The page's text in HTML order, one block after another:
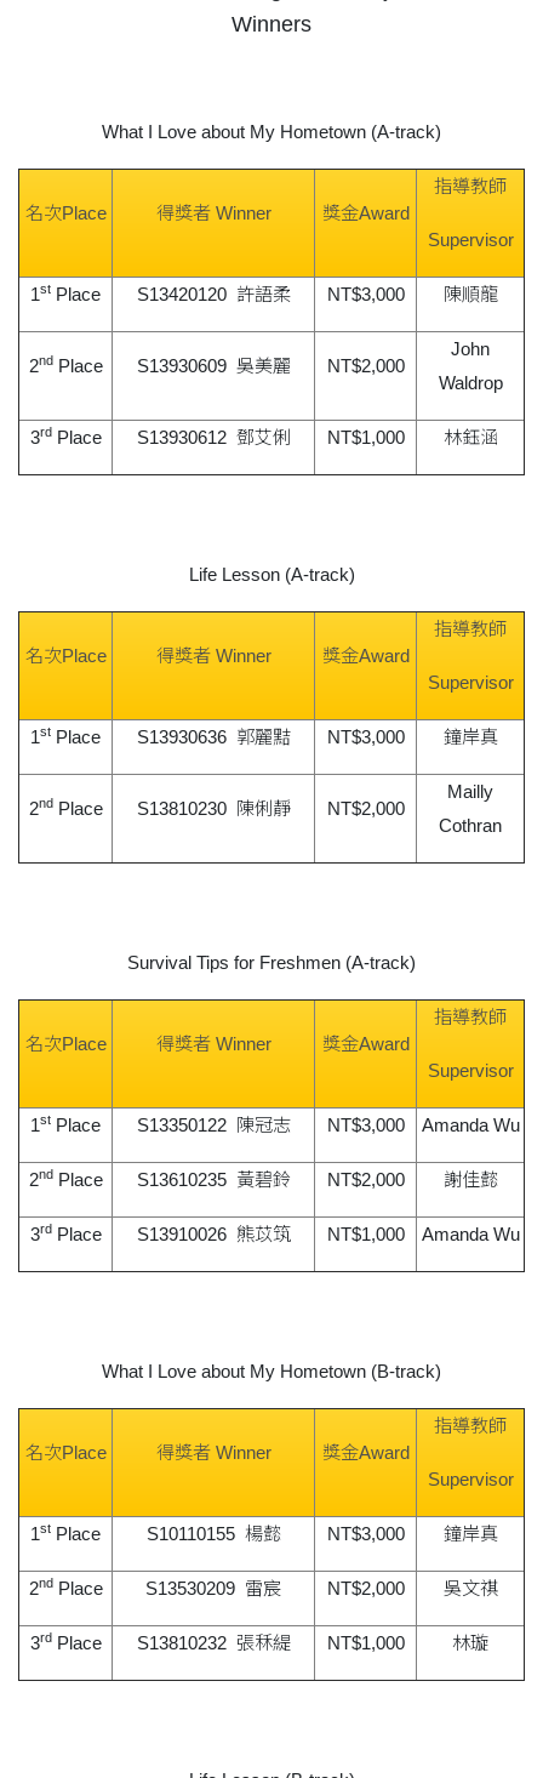
Winners
What I Love about My Hometown (A-track)
名次Place 得獎者 Winner 獎金Award
指導教師
Supervisor
1st Place S13420120 許語柔 NT$3,000 陳順龍
2ndPlace S13930609 吳美麗 NT$2,000
John
Waldrop
3rdPlace S13930612 鄧艾俐 NT$1,000 林鈺涵
Life Lesson (A-track)
名次Place 得獎者 Winner 獎金Award
指導教師
Supervisor
1st Place S13930636 郭麗黠 NT$3,000 鐘岸真
2ndPlace S13810230 陳俐靜 NT$2,000
Mailly
Cothran
Survival Tips for Freshmen (A-track)
名次Place 得獎者 Winner 獎金Award
指導教師
Supervisor
1st Place S13350122 陳冠志 NT$3,000 Amanda Wu
2ndPlace S13610235 黃碧鈴 NT$2,000 謝佳懿
3rdPlace S13910026 熊苡筑 NT$1,000 Amanda Wu
What I Love about My Hometown (B-track)
名次Place 得獎者 Winner 獎金Award
指導教師
Supervisor
1st Place S10110155 楊懿 NT$3,000 鐘岸真
2ndPlace S13530209 雷宸 NT$2,000 吳文祺
3rdPlace S13810232 張秝緹 NT$1,000 林璇